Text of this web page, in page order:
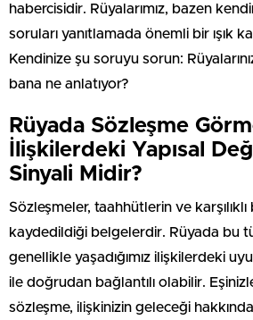
habercisidir. Rüyalarımız, bazen
soruları yanıtlamada önemli bir ışık
Kendinize şu soruyu sorun:
bana ne anlatıyor?
Rüyada Sözleşme
İlişkilerdeki Yapısal
Sinyali Midir?
Sözleşmeler, taahhütlerin ve
kaydedildiği belgelerdir. Rüyada bu
genellikle yaşadığımız ilişkilerdeki
ile doğrudan bağlantılı olabilir.
sözleşme, ilişkinizin geleceği hakkında